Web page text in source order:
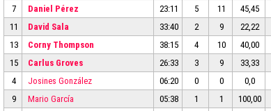
7
Daniel Pérez 23:11 5 11 45,45
11
David Sala 33:40 2 9 22,22
13
Corny Thompson 38:15 4 10 40,00
15
Carlus Groves 26:33 3 9 33,33
4
Josines González 06:20 0 0 0,0
9
Mario García 05:38 1 1 100,00